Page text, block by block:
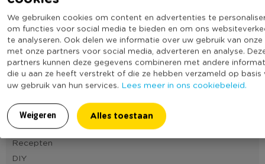
We gebruiken cookies om content en advertenties te
om functies voor social media te bieden en om ons
te analyseren. Ook delen we informatie over uw gebruik van onze
met onze partners voor social media, adverteren en analyse.
partners kunnen deze gegevens combineren met andere
die u aan ze heeft verstrekt of die ze hebben verzameld op basis
uw gebruik van hun services. Lees meer in ons cookiebeleid.
Weigeren Alles toestaan
22 23 24 25 26 27 28
Blog categorieën
Tafelstyling
Interieurtips
Recepten
DIY